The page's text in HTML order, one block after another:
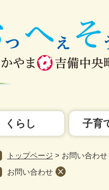
くらし 子育
トップページ > お問い合わせ
お問い合わせ